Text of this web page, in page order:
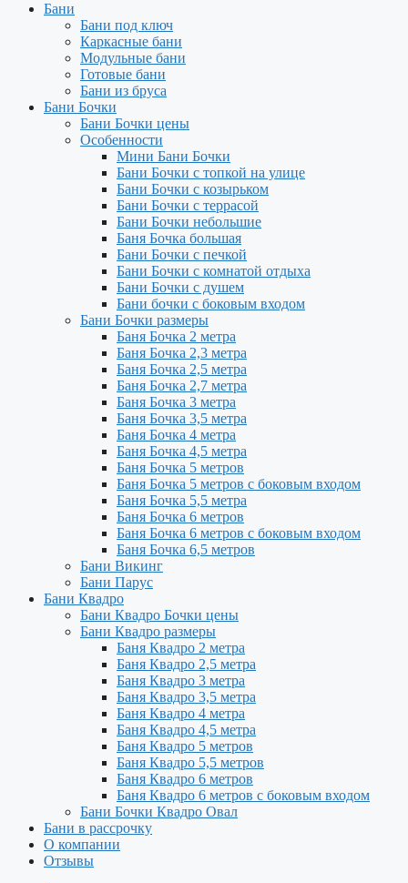
Бани
Бани под ключ
Каркасные бани
Модульные бани
Готовые бани
Бани из бруса
Бани Бочки
Бани Бочки цены
Особенности
Мини Бани Бочки
Бани Бочки с топкой на улице
Бани Бочки с козырьком
Бани Бочки с террасой
Бани Бочки небольшие
Баня Бочка большая
Бани Бочки с печкой
Бани Бочки с комнатой отдыха
Бани Бочки с душем
Бани бочки с боковым входом
Бани Бочки размеры
Баня Бочка 2 метра
Баня Бочка 2,3 метра
Баня Бочка 2,5 метра
Баня Бочка 2,7 метра
Баня Бочка 3 метра
Баня Бочка 3,5 метра
Баня Бочка 4 метра
Баня Бочка 4,5 метра
Баня Бочка 5 метров
Баня Бочка 5 метров с боковым входом
Баня Бочка 5,5 метра
Баня Бочка 6 метров
Баня Бочка 6 метров с боковым входом
Баня Бочка 6,5 метров
Бани Викинг
Бани Парус
Бани Квадро
Бани Квадро Бочки цены
Бани Квадро размеры
Баня Квадро 2 метра
Баня Квадро 2,5 метра
Баня Квадро 3 метра
Баня Квадро 3,5 метра
Баня Квадро 4 метра
Баня Квадро 4,5 метра
Баня Квадро 5 метров
Баня Квадро 5,5 метров
Баня Квадро 6 метров
Баня Квадро 6 метров с боковым входом
Бани Бочки Квадро Овал
Бани в рассрочку
О компании
Отзывы